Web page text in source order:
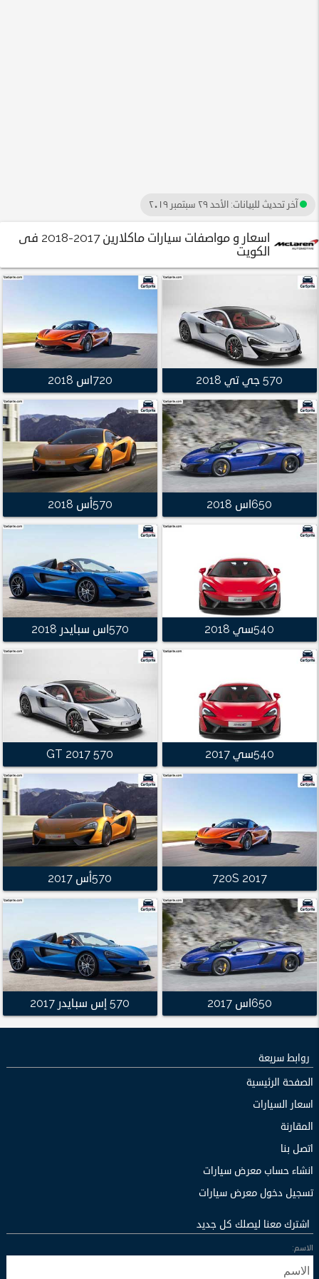
آخر تحديث للبيانات: الأحد ٢٩ سبتمبر ٢٠١٩
اسعار و مواصفات سيارات ماكلارين 2017-2018 فى
الكويت
570 جي تي 2018 720اس 2018
650اس 2018 570أس 2018
540سي 2018 570اس سبايدر 2018
540سي 2017 570 GT 2017
720S 2017 570أس 2017
650اس 2017 570 إس سبايدر 2017
روابط سريعة
الصفحة الرئيسية
اسعار السيارات
المقارنة
اتصل بنا
انشاء حساب معرض سيارات
تسجيل دخول معرض سيارات
اشترك معنا ليصلك كل جديد
الاسم: